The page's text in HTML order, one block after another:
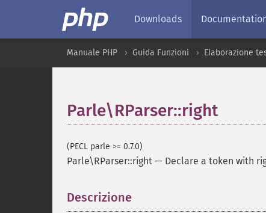
Downloads
Manuale PHP Guida Funzioni Elaborazione
Parle\RParser::right
(PECL parle >= 0.7.0)
Parle\RParser::right — Declare a token with
Descrizione